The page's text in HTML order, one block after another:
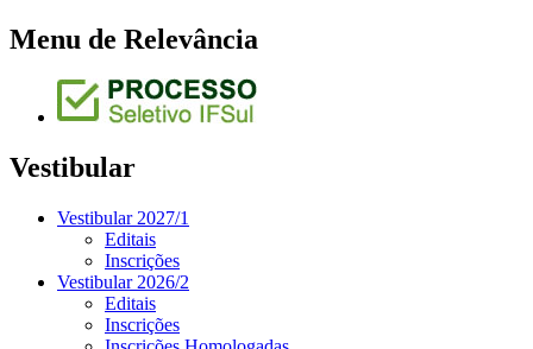
Menu de Relevância
Vestibular
Vestibular 2027/1
Editais
Inscrições
Vestibular 2026/2
Editais
Inscrições